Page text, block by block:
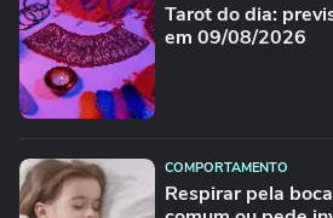
Tarot do dia:
em 09/08/2026
COMPORTAMENTO
Respirar pela